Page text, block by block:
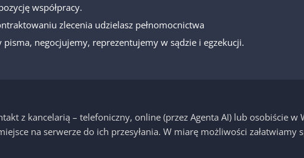
współpracy.
zlecenia udzielasz pełnomocnictwa
negocjujemy, reprezentujemy w sądzie i egzekucji.
z kancelarią – telefoniczny, online (przez Agenta AI) lub osobiście
na serwerze do ich przesyłania. W miarę możliwości